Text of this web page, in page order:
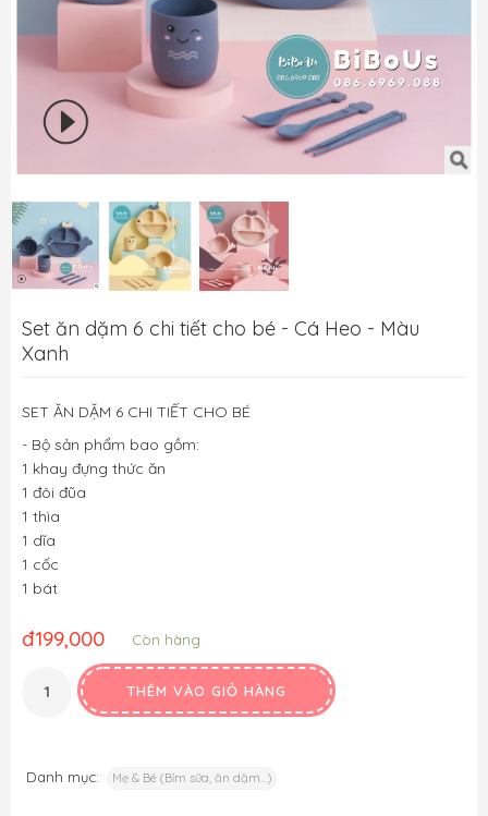
Set ăn dặm 6 chi tiết cho bé - Cá Heo - Màu
Xanh
SET ĂN DẶM 6 CHI TIẾT CHO BÉ
- Bộ sản phẩm bao gồm:
1 khay đựng thức ăn
1 đôi đũa
1 thìa
1 dĩa
1 cốc
1 bát
đ199,000 Còn hàng
THÊM VÀO GIỎ HÀNG
Danh mục: Mẹ & Bé (Bỉm sữa, ăn dặm...)